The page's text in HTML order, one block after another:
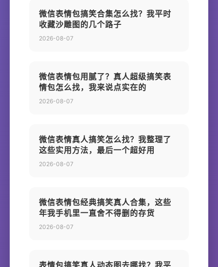
微信表情包搞笑合集怎么找？我平时
收藏沙雕图的几个路子
2026-08-07
微信表情包用腻了？真人超级搞笑表
情包怎么找，我来说点实在的
2026-08-07
微信表情真人搞笑怎么找？我整理了
这些实用方法，最后一个超好用
2026-08-07
微信表情包经典搞笑真人合集，这些
年我手机里一直舍不得删的存货
2026-08-07
表情包搞笑真人动态图去哪找？我平